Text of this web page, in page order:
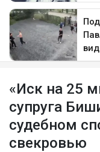
«Иск на 25
супруга
судебном
свекровью